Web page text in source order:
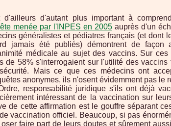
d'ailleurs d'autant plus important à
menée par l'INPES en 2005 auprès d'un
généralistes et pédiatres français (et dont
jamais été publiés) démontrent de façon
médicale au sujet des vaccins. Sur
de 58% s'interrogaient sur l'utilité des
Mais ce que ces médecins ont
anonymes, ils n'osent évidemment pas le
responsabilité juridique s'ils ont déjà
intéressant de la vaccination sur
de cette affirmation est le gouffre séparant
vaccination officiel. Beaucoup, si pas
faire part de leurs doutes et sûrement